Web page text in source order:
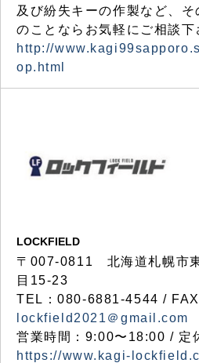
及び紛失キーの作製など、
のことならお気軽にご相談下
http://
op.html
LOCKFIELD
〒007-0811 北海道札幌市
目15-23
TEL：080-6881-4544 /
lockfield2021＠gmail.com
営業時間：9:00〜18:00 / 定
https://www.kagi-